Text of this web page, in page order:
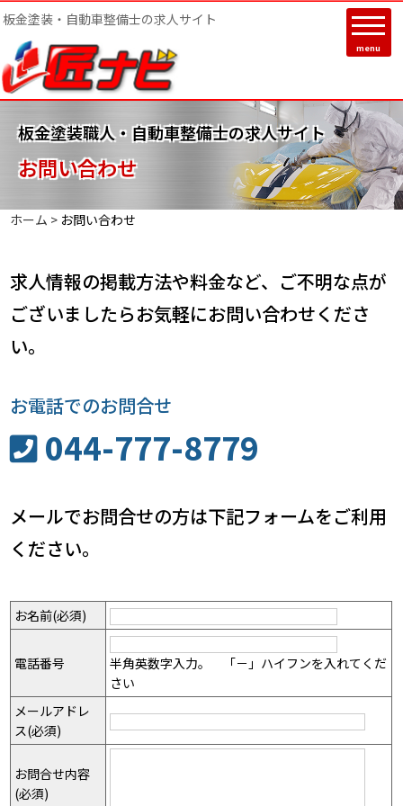
板金塗装・自動車整備士の求人サイト
menu
板金塗装職人・自動車整備士の求人サイト
お問い合わせ
ホーム > お問い合わせ
求人情報の掲載方法や料金など、ご不明な点が
ございましたらお気軽にお問い合わせくださ
い。
お電話でのお問合せ
044-777-8779
メールでお問合せの方は下記フォームをご利用
ください。
お名前(必須)
電話番号
半角英数字入力。 「－」ハイフンを入れてくだ
さい
メールアドレ
ス(必須)
お問合せ内容
(必須)